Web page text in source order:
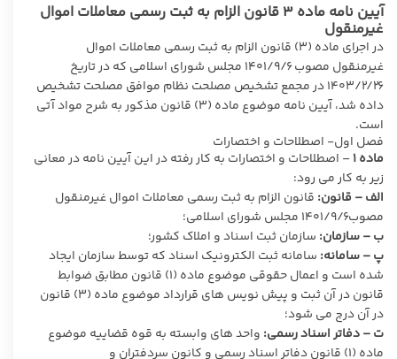
آیین نامه ماده ۳ قانون الزام به ثبت رسمی معاملات اموال
غیرمنقول
در اجرای ماده (۳) قانون الزام به ثبت رسمی معاملات اموال
غیرمنقول مصوب ۱۴۰۱/۹/۶ مجلس شورای اسلامی که در تاریخ
۱۴۰۳/۲/۲۶ در مجمع تشخیص مصلحت نظام موافق مصلحت تشخیص
داده شد، آیین نامه موضوع ماده (۳) قانون مذکور به شرح مواد آتی
است.
فصل اول- اصطلاحات و اختصارات
ماده۱ – اصطلاحات و اختصارات به کار رفته در این آیین نامه در معانی
زیر به کار می رود:
الف – قانون: قانون الزام به ثبت رسمی معاملات اموال غیرمنقول
مصوب۱۴۰۱/۹/۶ مجلس شورای اسلامی؛
ب – سازمان: سازمان ثبت اسناد و املاک کشور؛
پ – سامانه: سامانه ثبت الکترونیک اسناد که توسط سازمان ایجاد
شده است و اعمال حقوقی موضوع ماده (۱) قانون مطابق ضوابط
قانون در آن ثبت و پیش نویس های قرارداد موضوع ماده (۳) قانون
در آن درج می شود؛
ت – دفاتر اسناد رسمی: واحد های وابسته به قوه قضاییه موضوع
ماده (۱) قانون دفاتر اسناد رسمی و کانون سردفتران و